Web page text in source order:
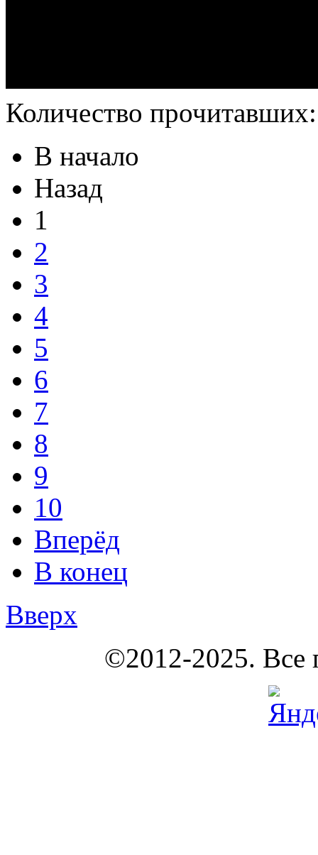
Количество
В начало
Назад
1
2
3
4
5
6
7
8
9
10
Вперёд
В конец
Вверх
©2012-2025. Все